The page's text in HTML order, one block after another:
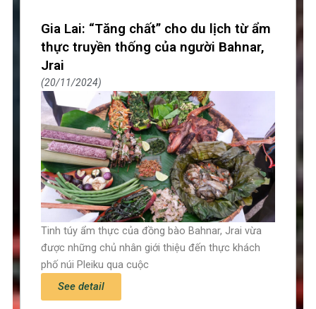
Gia Lai: “Tăng chất” cho du lịch từ ẩm
thực truyền thống của người Bahnar,
Jrai
20/11/2024
Tinh túy ẩm thực của đồng bào Bahnar, Jrai vừa
được những chủ nhân giới thiệu đến thực khách
phố núi Pleiku qua cuộc
See detail